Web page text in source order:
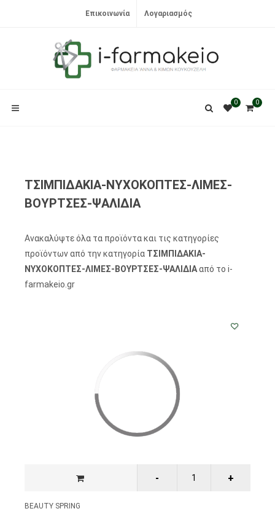
Επικοινωνία Λογαριασμός
0
0
ΤΣΙΜΠΙΔΑΚΙΑ-ΝΥΧΟΚΟΠΤΕΣ-ΛΙΜΕΣ-
ΒΟΥΡΤΣΕΣ-ΨΑΛΙΔΙΑ
Ανακαλύψτε όλα τα προϊόντα και τις κατηγορίες
προϊόντων από την κατηγορία ΤΣΙΜΠΙΔΑΚΙΑ-
ΝΥΧΟΚΟΠΤΕΣ-ΛΙΜΕΣ-ΒΟΥΡΤΣΕΣ-ΨΑΛΙΔΙΑαπό το i-
farmakeio.gr
BEAUTY SPRING